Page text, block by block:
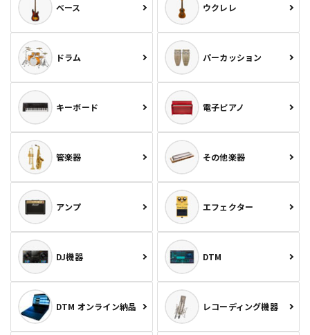
ベース ウクレレ
ドラム パーカッション
キーボード 電子ピアノ
管楽器 その他楽器
アンプ エフェクター
DJ機器 DTM
DTM オンライン納品 レコーディング機器